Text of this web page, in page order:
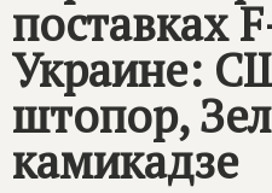
поставках
Украине:
штопор,
камикадзе